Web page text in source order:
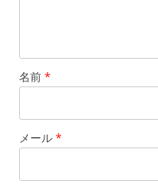
名前 *
メール *